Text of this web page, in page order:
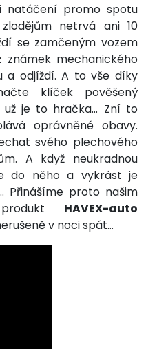
natáčení promo spotu
netrvá ani 10
se zamčeným vozem
známek mechanického
a odjíždí. A to vše díky
klíček pověšený
je to hračka… Zní to
oprávněné obavy.
svého plechového
A když neukradnou
do něho a vykrást je
Přinášíme proto našim
produkt HAVEX-auto
v noci spát…